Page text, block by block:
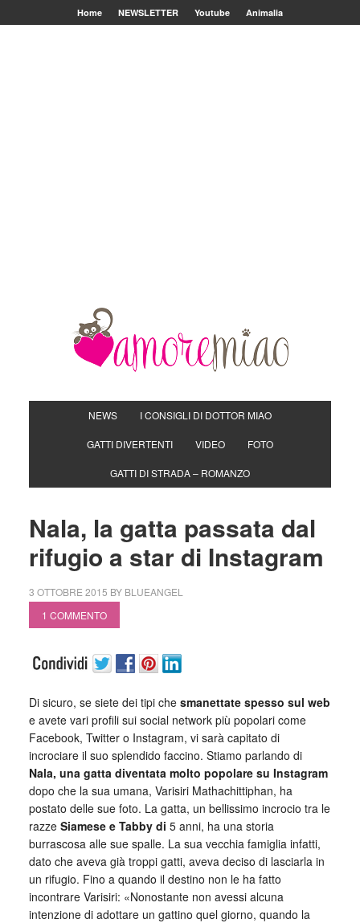
Home NEWSLETTER Youtube Animalia
NEWS I CONSIGLI DI DOTTOR MIAO
GATTI DIVERTENTI VIDEO FOTO
GATTI DI STRADA – ROMANZO
Nala, la gatta passata dal
rifugio a star di Instagram
3 OTTOBRE 2015 BY BLUEANGEL
1 COMMENTO
Di sicuro, se siete dei tipi chesmanettate spesso sul web
e avete vari profili sui social network più popolari come
Facebook, Twitter o Instagram, vi sarà capitato di
incrociare il suo splendido faccino. Stiamo parlando di
Nala, una gatta diventata molto popolare su Instagram
dopo che la sua umana, Varisiri Mathachittiphan, ha
postato delle sue foto. La gatta, un bellissimo incrocio tra le
razze Siamese e Tabby di 5 anni, ha una storia
burrascosa alle sue spalle. La sua vecchia famiglia infatti,
dato che aveva già troppi gatti, aveva deciso di lasciarla in
un rifugio. Fino a quando il destino non le ha fatto
incontrare Varisiri: «Nonostante non avessi alcuna
intenzione di adottare un gattino quel giorno, quando la